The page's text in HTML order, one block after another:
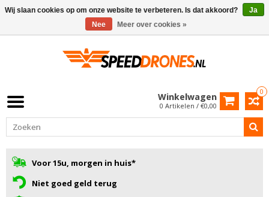
0
Winkelwagen
0 Artikelen / €0,00
Voor 15u, morgen in huis*
Niet goed geld terug
Wij slaan cookies op om onze website te verbeteren. Is dat akkoord?
Ja
Nee
Meer over cookies »